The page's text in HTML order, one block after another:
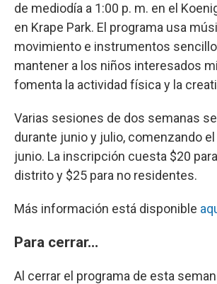
de mediodía a 1:00 p. m. en el
en Krape Park. El programa usa
movimiento e instrumentos
mantener a los niños interesados
fomenta la actividad física y la
Varias sesiones de dos semanas
durante junio y julio, comenzando
junio. La inscripción cuesta $20
distrito y $25 para no residentes.
Más información está disponible
Para cerrar…
Al cerrar el programa de esta